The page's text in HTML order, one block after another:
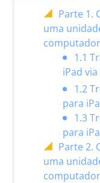
Parte 1.
uma
computador
1.1
iPad
1.2
para
1.3
para
Parte 2.
uma
computador